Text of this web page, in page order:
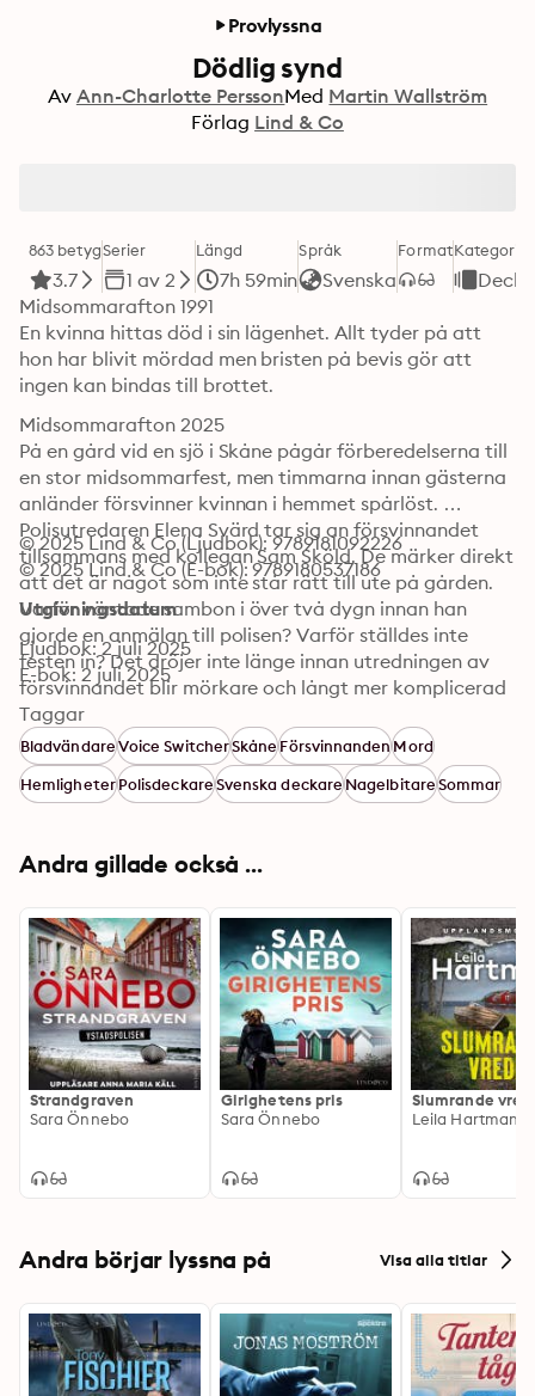
Provlyssna
Dödlig synd
Av Ann-Charlotte PerssonMed Martin Wallström
Förlag Lind & Co
863 betyg
3.7
Serier
1 av 2
Längd
7h 59min
Språk
Svenska
FormatKategori
Midsommarafton 1991
En kvinna hittas död i sin lägenhet. Allt tyder på att
hon har blivit mördad men bristen på bevis gör att
Midsommarafton 2025
På en gård vid en sjö i Skåne pågår förberedelserna till
en stor midsommarfest, men timmarna innan gästerna
anländer försvinner kvinnan i hemmet spårlöst.
Polisutredaren Elena Svärd tar sig an försvinnandet
tillsammans med kollegan Sam Sköld. De märker direkt
att det är något som inte står rätt till ute på gården.
Varför väntade sambon i över två dygn innan han
gjorde en anmälan till polisen? Varför ställdes inte
festen in? Det dröjer inte länge innan utredningen av
försvinnandet blir mörkare och långt mer komplicerad
än vad Elena och kollegan Sam någonsin kunnat
föreställa sig.
© 2025 Lind & Co (Ljudbok): 9789181092226
© 2025 Lind & Co (E-bok): 9789180537186
Utgivningsdatum
Ljudbok: 2 juli 2025
E-bok: 2 juli 2025
Taggar
BladvändareVoice SwitcherSkåneFörsvinnandenMord
HemligheterPolisdeckareSvenska deckareNagelbitareSommar
Andra gillade också ...
Strandgraven
Sara Önnebo
Girighetens pris
Sara Önnebo
Slumrande
Leila Hartman
Andra börjar lyssna på Visa alla titlar